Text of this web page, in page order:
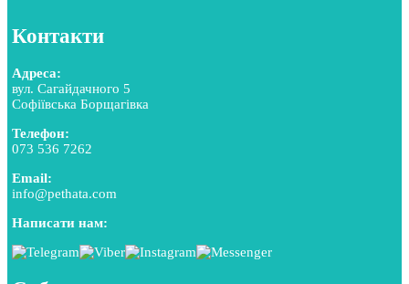
Контакти
Адреса:
вул. Сагайдачного 5
Софіївська Борщагівка
Телефон:
073 536 7262
Email:
info@pethata.com
Написати нам: